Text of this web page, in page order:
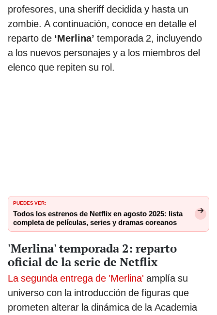
profesores, una sheriff decidida y hasta un
zombie. A continuación, conoce en detalle el
reparto de ‘Merlina’ temporada 2, incluyendo
a los nuevos personajes y a los miembros del
elenco que repiten su rol.
PUEDES VER:
Todos los estrenos de Netflix en agosto 2025: lista
completa de películas, series y dramas coreanos
'Merlina' temporada 2: reparto
oficial de la serie de Netflix
La segunda entrega de 'Merlina' amplía su
universo con la introducción de figuras que
prometen alterar la dinámica de la Academia